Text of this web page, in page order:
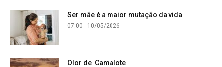
Ser mãe é a maior mutação da vida
07:00 - 10/05/2026
Olor de Camalote